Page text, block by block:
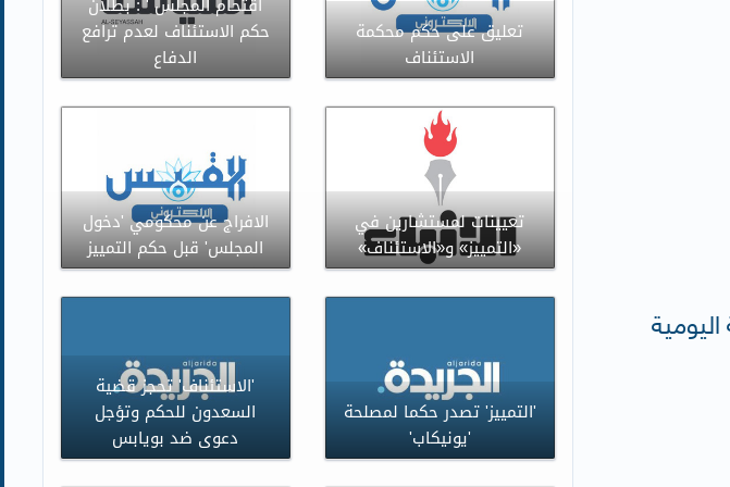
حكم الاستئناف لعدم ترافع
الدفاع
تعليق على حكم محكمة
الاستئناف
الافراج عن محكومي 'دخول
المجلس' قبل حكم التمييز
تعيينات لمستشارين في
«التمييز» و«الاستئناف»
'الاستئناف' تحجز قضية
السعدون للحكم وتؤجل
دعوى ضد بويابس
'التمييز' تصدر حكما لمصلحة
'يونيكاب'